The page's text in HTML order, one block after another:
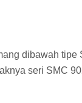
dibawah tipe
seri SMC